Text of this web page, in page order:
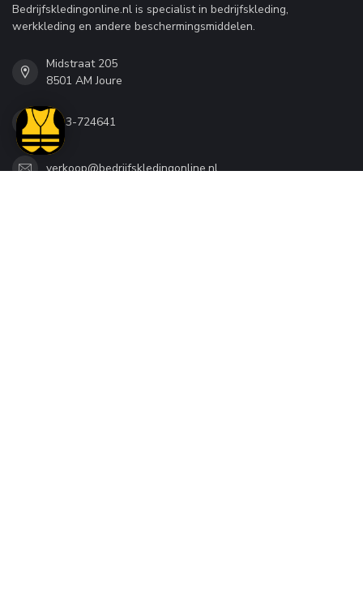
Bedrijfskledingonline.nl is specialist in bedrijfskleding,
werkkleding en andere beschermingsmiddelen.
Midstraat 205
8501 AM Joure
0513-724641
verkoop@bedrijfskledingonline.nl